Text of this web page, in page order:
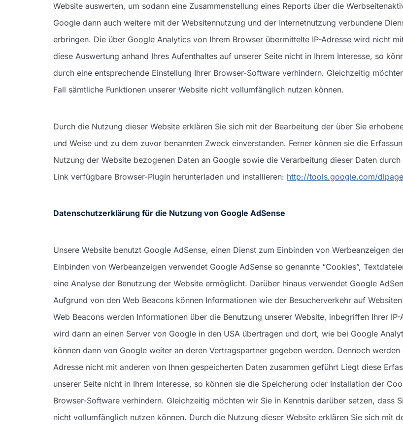
Website auswerten, um sodann eine Zusammenstellung eines Reports über die
Google dann auch weitere mit der Websitennutzung und der Internetnutzung verbundene
erbringen. Die über Google Analytics von Ihrem Browser übermittelte IP-Adresse wird nicht
diese Auswertung anhand Ihres Aufenthaltes auf unserer Seite nicht in Ihrem Interesse, so
durch eine entsprechende Einstellung Ihrer Browser-Software verhindern. Gleichzeitig
Fall sämtliche Funktionen unserer Website nicht vollumfänglich nutzen können.
Durch die Nutzung dieser Website erklären Sie sich mit der Bearbeitung der über Sie
und Weise und zu dem zuvor benannten Zweck einverstanden. Ferner können sie die
Nutzung der Website bezogenen Daten an Google sowie die Verarbeitung dieser Daten
Link verfügbare Browser-Plugin herunterladen und installieren: http://tools.google.com/
Datenschutzerklärung für die Nutzung von Google AdSense
Unsere Website benutzt Google AdSense, einen Dienst zum Einbinden von Werbeanzeigen
Einbinden von Werbeanzeigen verwendet Google AdSense so genannte “Cookies”,
eine Analyse der Benutzung der Website ermöglicht. Darüber hinaus verwendet Google
Aufgrund von den Web Beacons können Informationen wie der Besucherverkehr auf
Web Beacons werden Informationen über die Benutzung unserer Website, inbegriffen Ihrer
wird dann an einen Server von Google in den USA übertragen und dort, wie bei Google
können dann von Google weiter an deren Vertragspartner gegeben werden. Dennoch
Adresse nicht mit anderen von Ihnen gespeicherten Daten zusammen geführt Liegt diese
unserer Seite nicht in Ihrem Interesse, so können sie die Speicherung oder Installation der
Browser-Software verhindern. Gleichzeitig möchten wir Sie in Kenntnis darüber setzen, dass
nicht vollumfänglich nutzen können. Durch die Nutzung dieser Website erklären Sie sich mit